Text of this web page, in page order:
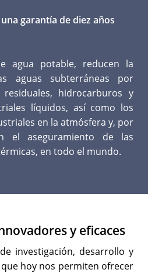
garantía de diez años
agua potable, reducen la
aguas subterráneas por
hidrocarburos y
líquidos, así como los
en la atmósfera y, por
el aseguramiento de las
en todo el mundo.
y eficaces
investigación, desarrollo y
hoy nos permiten ofrecer